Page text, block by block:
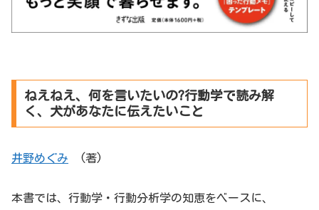
ねえねえ、何を言いたいの?行動学で読み解
く、犬があなたに伝えたいこと
井野めぐみ (著)
本書では、行動学・行動分析学の知恵をベースに、